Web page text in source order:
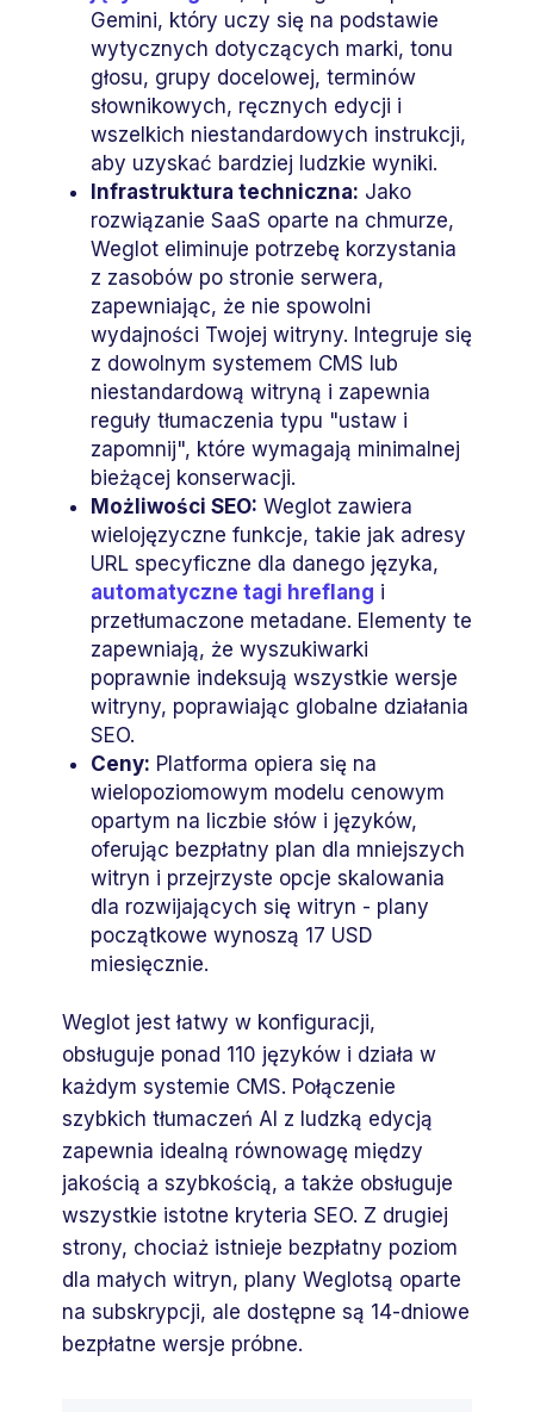
Gemini, który uczy się na podstawie
wytycznych dotyczących marki, tonu
głosu, grupy docelowej, terminów
słownikowych, ręcznych edycji i
wszelkich niestandardowych instrukcji,
aby uzyskać bardziej ludzkie wyniki.
Infrastruktura techniczna: Jako
rozwiązanie SaaS oparte na chmurze,
Weglot eliminuje potrzebę korzystania
z zasobów po stronie serwera,
zapewniając, że nie spowolni
wydajności Twojej witryny. Integruje się
z dowolnym systemem CMS lub
niestandardową witryną i zapewnia
reguły tłumaczenia typu "ustaw i
zapomnij", które wymagają minimalnej
bieżącej konserwacji.
Możliwości SEO: Weglot zawiera
wielojęzyczne funkcje, takie jak adresy
URL specyficzne dla danego języka,
automatyczne tagi hreflang i
przetłumaczone metadane. Elementy te
zapewniają, że wyszukiwarki
poprawnie indeksują wszystkie wersje
witryny, poprawiając globalne działania
SEO.
Ceny: Platforma opiera się na
wielopoziomowym modelu cenowym
opartym na liczbie słów i języków,
oferując bezpłatny plan dla mniejszych
witryn i przejrzyste opcje skalowania
dla rozwijających się witryn - plany
początkowe wynoszą 17 USD
miesięcznie.
Weglot jest łatwy w konfiguracji,
obsługuje ponad 110 języków i działa w
każdym systemie CMS. Połączenie
szybkich tłumaczeń AI z ludzką edycją
zapewnia idealną równowagę między
jakością a szybkością, a także obsługuje
wszystkie istotne kryteria SEO. Z drugiej
strony, chociaż istnieje bezpłatny poziom
dla małych witryn, plany Weglotsą oparte
na subskrypcji, ale dostępne są 14-dniowe
bezpłatne wersje próbne.